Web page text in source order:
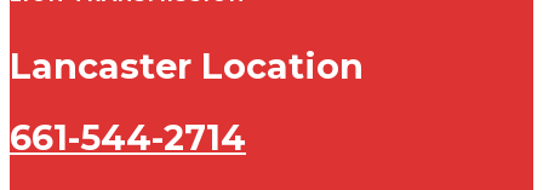
Lancaster Location
661-544-2714